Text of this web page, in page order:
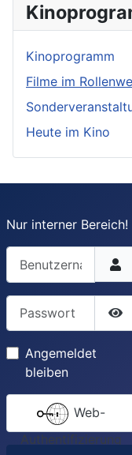
Kinoprogramm
Filme im
Heute im Kino
Nur interner Bereich!
Passwort
Angemeldet
bleiben
Web-
Authentifizierung